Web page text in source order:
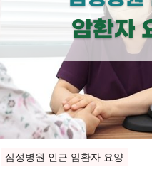
삼성병원 인근 암환자 요양